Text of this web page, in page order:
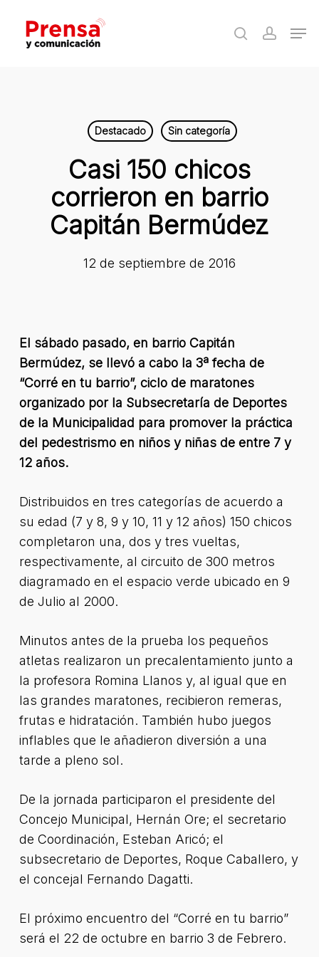
main
search
Destacado Sin categoría
Casi 150 chicos
corrieron en barrio
Capitán Bermúdez
12 de septiembre de 2016
El sábado pasado, en barrio Capitán
Bermúdez, se llevó a cabo la 3ª fecha de
“Corré en tu barrio”, ciclo de maratones
organizado por la Subsecretaría de Deportes
de la Municipalidad para promover la práctica
del pedestrismo en niños y niñas de entre 7 y
12 años.
Distribuidos en tres categorías de acuerdo a
su edad (7 y 8, 9 y 10, 11 y 12 años) 150 chicos
completaron una, dos y tres vueltas,
respectivamente, al circuito de 300 metros
diagramado en el espacio verde ubicado en 9
de Julio al 2000.
Minutos antes de la prueba los pequeños
atletas realizaron un precalentamiento junto a
la profesora Romina Llanos y, al igual que en
las grandes maratones, recibieron remeras,
frutas e hidratación. También hubo juegos
inflables que le añadieron diversión a una
tarde a pleno sol.
De la jornada participaron el presidente del
Concejo Municipal, Hernán Ore; el secretario
de Coordinación, Esteban Aricó; el
subsecretario de Deportes, Roque Caballero, y
el concejal Fernando Dagatti.
El próximo encuentro del “Corré en tu barrio”
será el 22 de octubre en barrio 3 de Febrero.